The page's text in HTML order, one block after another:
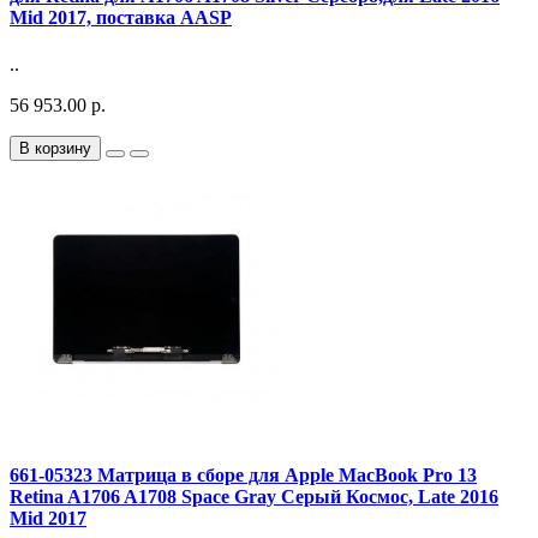
Mid 2017, поставка AASP
..
56 953.00 р.
В корзину
661-05323 Матрица в сборе для Apple MacBook Pro 13
Retina A1706 A1708 Space Gray Серый Космос, Late 2016
Mid 2017